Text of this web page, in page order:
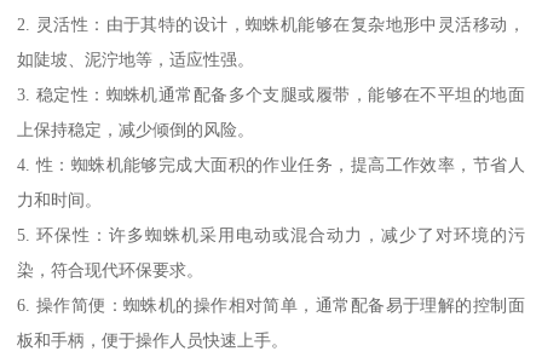
2. 灵活性：由于其特的设计，蜘蛛机能够在复杂地形中灵活移动，
如陡坡、泥泞地等，适应性强。
3. 稳定性：蜘蛛机通常配备多个支腿或履带，能够在不平坦的地面
上保持稳定，减少倾倒的风险。
4. 性：蜘蛛机能够完成大面积的作业任务，提高工作效率，节省人
力和时间。
5. 环保性：许多蜘蛛机采用电动或混合动力，减少了对环境的污
染，符合现代环保要求。
6. 操作简便：蜘蛛机的操作相对简单，通常配备易于理解的控制面
板和手柄，便于操作人员快速上手。